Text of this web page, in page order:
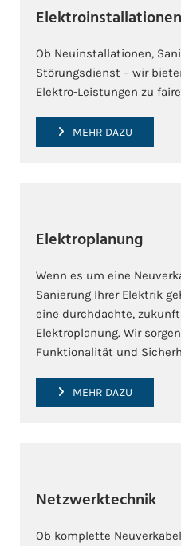
Elektroinstallationen
Ob Neuinstallationen,
Störungsdienst – wir
Elektro-Leistungen zu
MEHR DAZU
Elektroplanung
Wenn es um eine
Sanierung Ihrer Elektrik
eine durchdachte,
Elektroplanung. Wir
Funktionalität und
MEHR DAZU
Netzwerktechnik
Ob komplette